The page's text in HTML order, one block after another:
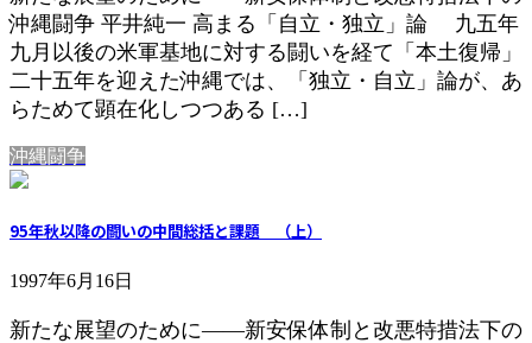
沖縄闘争 平井純一 高まる「自立・独立」論 九五年
九月以後の米軍基地に対する闘いを経て「本土復帰」
二十五年を迎えた沖縄では、「独立・自立」論が、あ
らためて顕在化しつつある […]
沖縄闘争
95年秋以降の闘いの中間総括と課題 （上）
1997年6月16日
新たな展望のために――新安保体制と改悪特措法下の